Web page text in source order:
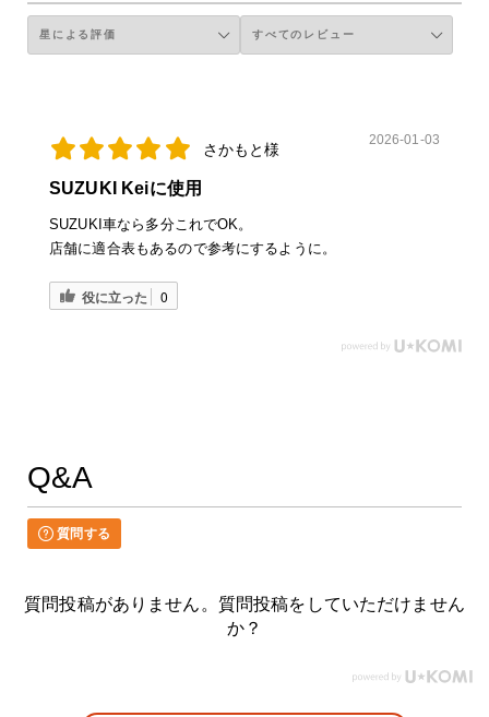
さかもと様
2026-01-03
SUZUKI Keiに使用
SUZUKI車なら多分これでOK。
店舗に適合表もあるので参考にするように。
役に立った 0
Q&A
質問する
質問投稿がありません。質問投稿をしていただけません
か？